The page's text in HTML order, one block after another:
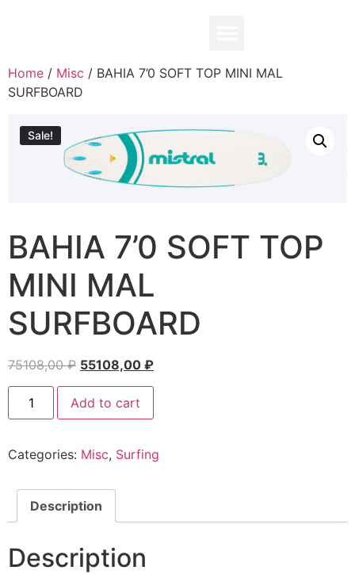
Home / Misc / BAHIA 7’0 SOFT TOP MINI MAL
SURFBOARD
Sale!
BAHIA 7’0 SOFT TOP
MINI MAL
SURFBOARD
75108,00₽ 55108,00 ₽
Add to cart
Categories: Misc, Surfing
Description
Description